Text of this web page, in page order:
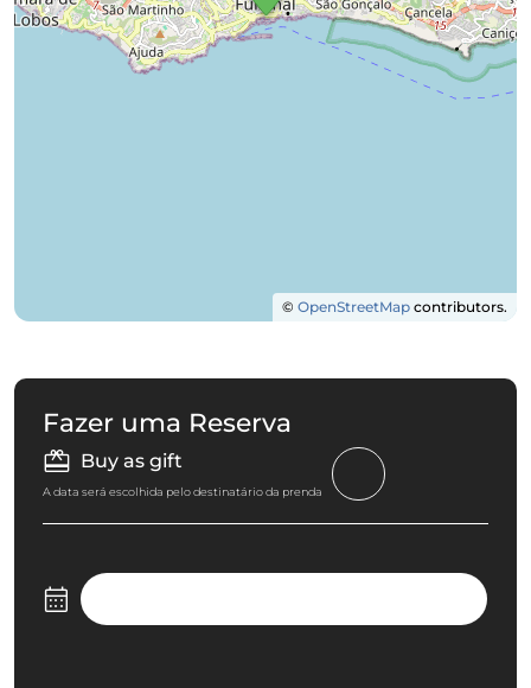
© OpenStreetMap contributors.
Fazer uma Reserva
Buy as gift
A data será escolhida pelo destinatário da prenda